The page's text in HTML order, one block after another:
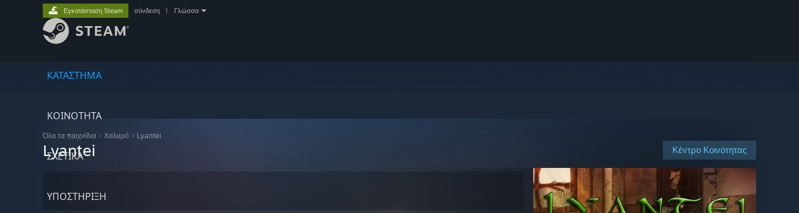
ΚΑΤΑΣΤΗΜΑ
ΚΟΙΝΟΤΗΤΑ
ΣΧΕΤΙΚΆ
ΥΠΟΣΤΗΡΙΞΗ
Εγκατάσταση Steam σύνδεση Γλώσσα
Όλα τα παιχνίδια > Χαλαρό > Lyantei
Κέντρο Κοινότητας
Lyantei